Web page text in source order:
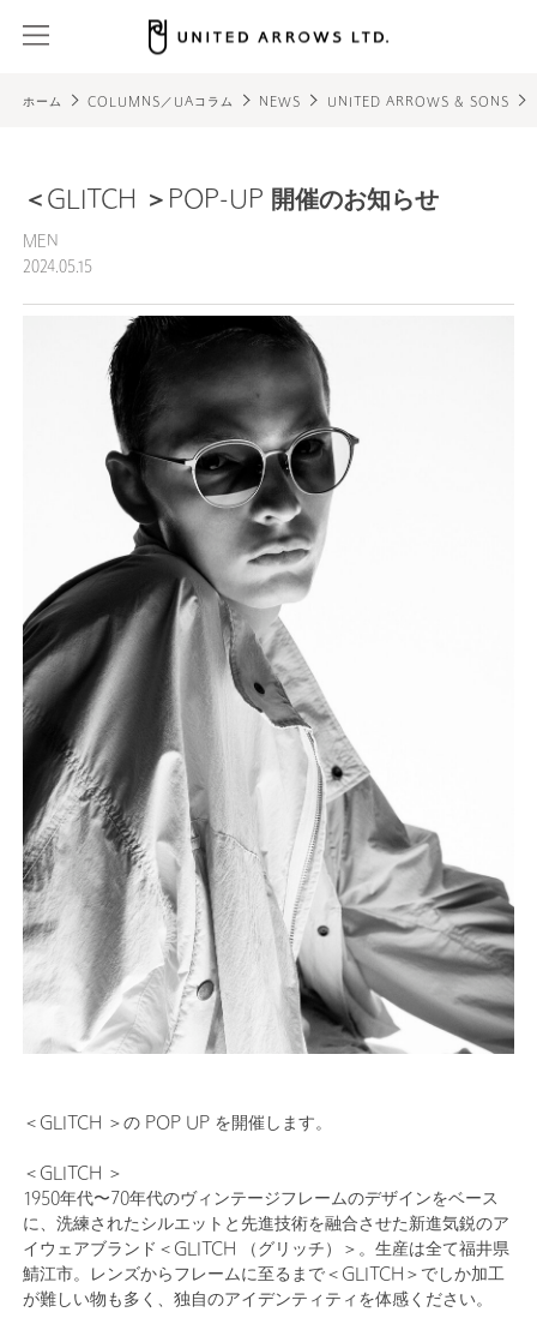
ホーム COLUMNS／UAコラム NEWS UNITED ARROWS & SONS
＜GLITCH ＞POP-UP 開催のお知らせ
MEN
2024.05.15
＜GLITCH ＞の POP UP を開催します。
＜GLITCH ＞
1950年代〜70年代のヴィンテージフレームのデザインをベース
に、洗練されたシルエットと先進技術を融合させた新進気鋭のア
イウェアブランド＜GLITCH （グリッチ）＞。生産は全て福井県
鯖江市。レンズからフレームに至るまで＜GLITCH＞でしか加工
が難しい物も多く、独自のアイデンティティを体感ください。